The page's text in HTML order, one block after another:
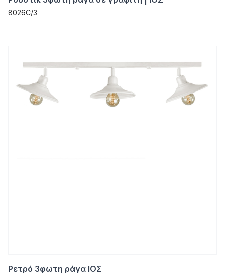
8026C/3
Ρετρό 3φωτη ράγα ΙΟΣ